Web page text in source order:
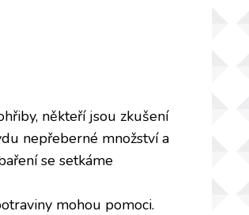
někteří jsou zkušení
nepřeberné množství a
se setkáme
mohou pomoci.